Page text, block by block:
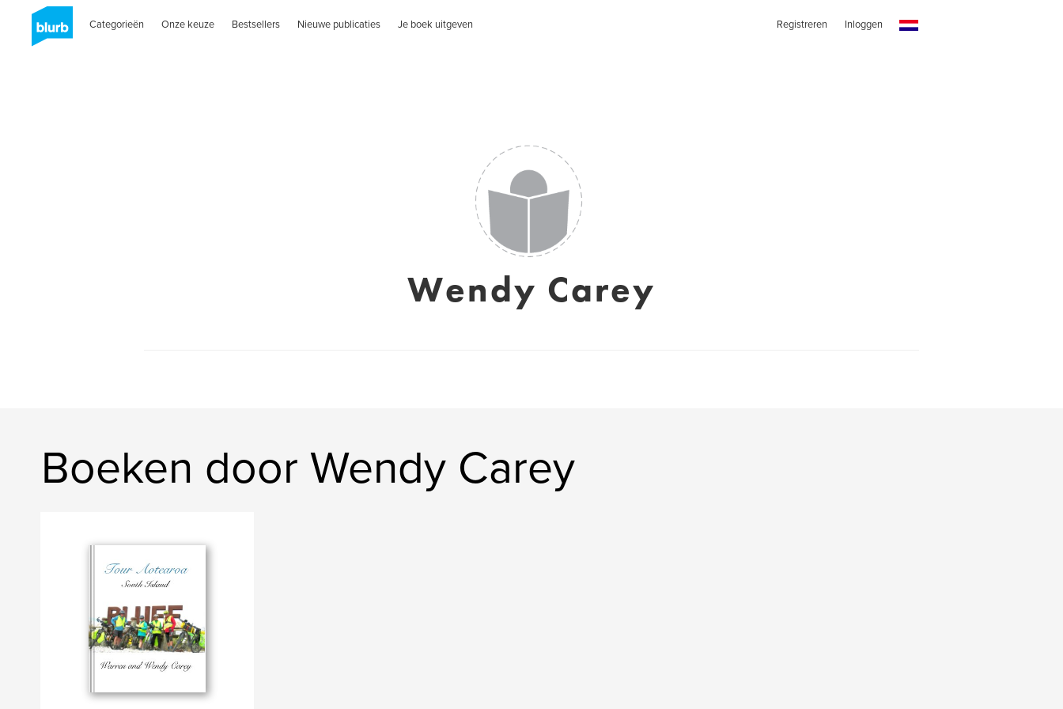
Categorieën Onze keuze Bestsellers Nieuwe publicaties Je boek uitgeven Registreren Inloggen
Wendy Carey
Boeken door Wendy Carey